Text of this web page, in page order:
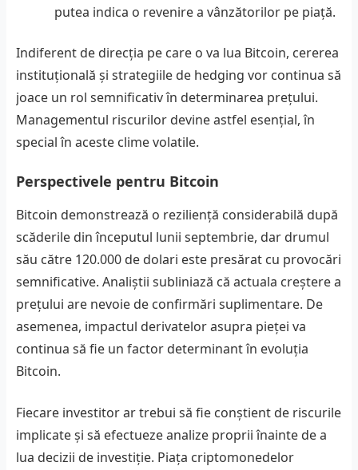
putea indica o revenire a vânzătorilor pe piață.
Indiferent de direcția pe care o va lua Bitcoin, cererea
instituțională și strategiile de hedging vor continua să
joace un rol semnificativ în determinarea prețului.
Managementul riscurilor devine astfel esențial, în
special în aceste clime volatile.
Perspectivele pentru Bitcoin
Bitcoin demonstrează o reziliență considerabilă după
scăderile din începutul lunii septembrie, dar drumul
său către 120.000 de dolari este presărat cu provocări
semnificative. Analiștii subliniază că actuala creștere a
prețului are nevoie de confirmări suplimentare. De
asemenea, impactul derivatelor asupra pieței va
continua să fie un factor determinant în evoluția
Bitcoin.
Fiecare investitor ar trebui să fie conștient de riscurile
implicate și să efectueze analize proprii înainte de a
lua decizii de investiție. Piața criptomonedelor